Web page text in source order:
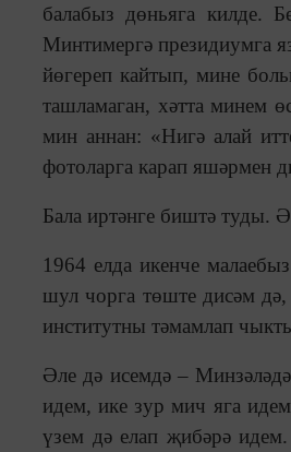
балабыз дөньяга килде.
Минтимергә президиумга
йөгереп кайтып, мине
ташламаган, хәтта минем
мин аннан: «Нигә алай
фотоларга карап яшәрмен
Бала иртәнге биштә туды.
1964 елда икенче
шул чорга төште дисәм
институтны тәмамлап
Әле дә исемдә –
идем, ике зур мич яга
үзем дә елап җибәрә